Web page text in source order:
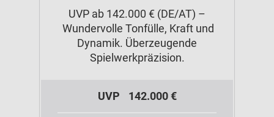
UVP ab 142.000 € (DE/AT) –
Wundervolle Tonfülle, Kraft und
Dynamik. Überzeugende
Spielwerkpräzision.
UVP 142.000 €